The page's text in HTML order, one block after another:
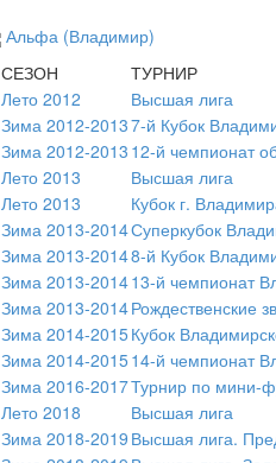
Альфа (Владимир)
СЕЗОН
ТУРНИР
Лето 2012
Высшая лига
Зима 2012-20137-й Кубок
Зима 2012-2013 12-й чемпионат
Лето 2013
Высшая лига
Лето 2013
Кубок г.
Зима 2013-2014Суперкубок
Зима 2013-20148-й Кубок
Зима 2013-201413-й чемпионат
Зима 2013-2014Рождественские
Зима 2014-2015Кубок
Зима 2014-201514-й чемпионат
Зима 2016-2017Турнир по мини-
Лето 2018
Высшая лига
Зима 2018-2019 Высшая лига.